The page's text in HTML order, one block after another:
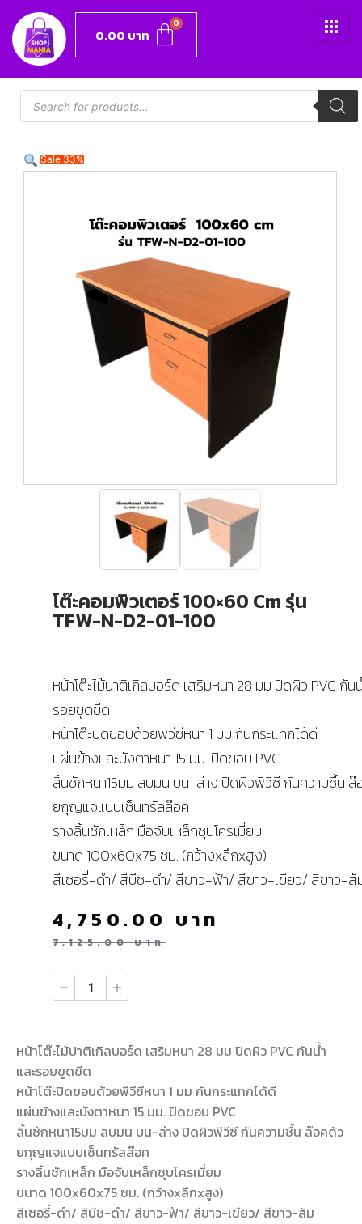
0.00 บาท
Sale 33%
โต๊ะคอมพิวเตอร์ 100×60 Cm รุ่น
TFW-N-D2-01-100
หน้าโต๊ะไม้ปาติเกิลบอร์ด เสริมหนา 28 มม ปิดผิว PVC กัน
รอยขูดขีด
หน้าโต๊ะปิดขอบด้วยพีวีซีหนา 1 มม กันกระแทกได้ดี
แผ่นข้างและบังตาหนา 15 มม. ปิดขอบ PVC
ลิ้นชักหนา15มม ลบมน บน-ล่าง ปิดผิวพีวีซี กันความชื้น ล๊
ยกุญแจแบบเซ็นทรัลล๊อค
รางลิ้นชักเหล็ก มือจับเหล็กชุบโครเมี่ยม
ขนาด 100x60x75 ซม. (กว้างxลึกxสูง)
สีเชอรี่-ดำ/ สีบีช-ดำ/ สีขาว-ฟ้า/ สีขาว-เขียว/ สีขาว-ส้
7,125.00บาท
4,750.00 บาท
หน้าโต๊ะไม้ปาติเกิลบอร์ด เสริมหนา 28 มม ปิดผิว PVC กันน้ำ
และรอยขูดขีด
หน้าโต๊ะปิดขอบด้วยพีวีซีหนา 1 มม กันกระแทกได้ดี
แผ่นข้างและบังตาหนา 15 มม. ปิดขอบ PVC
ลิ้นชักหนา15มม ลบมน บน-ล่าง ปิดผิวพีวีซี กันความชื้น ล๊อคด้ว
ยกุญแจแบบเซ็นทรัลล๊อค
รางลิ้นชักเหล็ก มือจับเหล็กชุบโครเมี่ยม
ขนาด 100x60x75 ซม. (กว้างxลึกxสูง)
สีเชอรี่-ดำ/ สีบีช-ดำ/ สีขาว-ฟ้า/ สีขาว-เขียว/ สีขาว-ส้ม